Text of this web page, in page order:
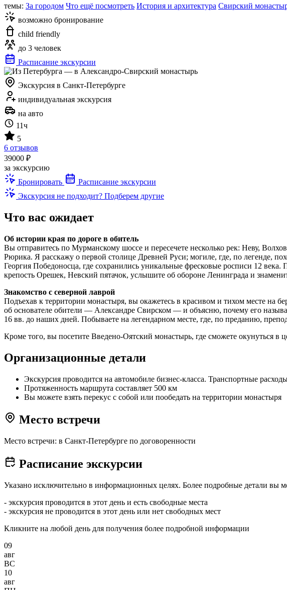
темы: За городом Что ещё посмотреть История и архитектура Свирский
возможно бронирование
child friendly
до 3 человек
Расписание экскурсии
Экскурсия в Санкт-Петербурге
индивидуальная экскурсия
на авто
11ч
5
6 отзывов
39000 ₽
за экскурсию
Бронировать
Расписание экскурсии
Экскурсия не подходит? Подберем другие
Что вас ожидает
Об истории края по дороге в обитель
Вы отправитесь по Мурманскому шоссе и пересечете несколько рек: Неву,
Рюрика. Я расскажу о первой столице Древней Руси; могиле, где, по легенде,
Георгия Победоносца, где сохранились уникальные фресковые росписи 12
крепость Орешек, Невский пятачок, услышите об обороне Ленинграда и
Знакомство с северной лаврой
Подъехав к территории монастыря, вы окажетесь в красивом и тихом месте на
об основателе обители — Александре Свирском — и объясню, почему его
16 вв. до наших дней. Побываете на легендарном месте, где, по преданию,
Кроме того, вы посетите Введено-Оятский монастырь, где сможете окунуться
Организационные детали
Экскурсия проводится на автомобиле бизнес-класса. Транспортные
Протяженность маршрута составляет 500 км
Вы можете взять перекус с собой или пообедать на территории монастыря
Место встречи
Место встречи: в Санкт-Петербурге по договоренности
Расписание экскурсии
Указано исключительно в информационных целях. Более подробные детали вы
- экскурсия проводится в этот день и есть свободные места
- экскурсия не проводится в этот день или нет свободных мест
Кликните на любой день для получения более подробной информации
09
авг
ВС
10
авг